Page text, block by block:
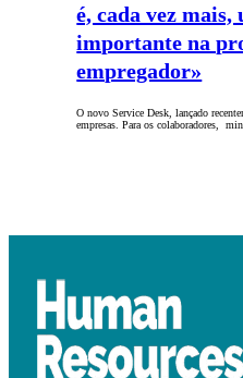
é, cada vez mais,
importante na
empregador»
O novo Service Desk, lançado
empresas. Para os colaboradores,